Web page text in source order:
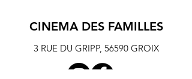
CINEMA DES FAMILLES
3 RUE DU GRIPP, 56590 GROIX